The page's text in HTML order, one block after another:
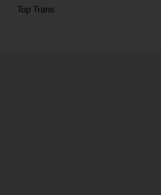
Top Trans